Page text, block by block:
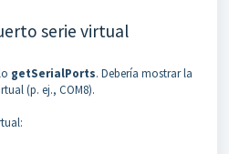
serie virtual
getSerialPorts. Debería mostrar la
(p. ej., COM8).